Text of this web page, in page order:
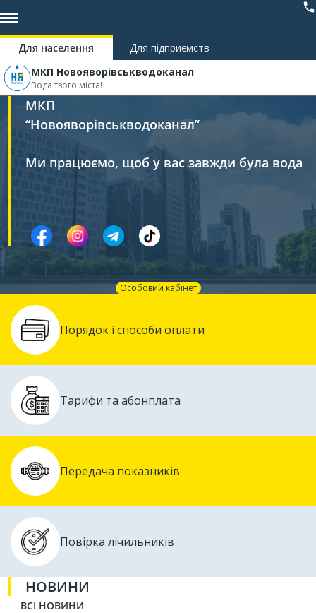
Для населення
Для підприємств
МКП Новояворівськводоканал
Вода твого міста!
МКП
“Новояворівськводоканал”
Ми працюємо, щоб у вас завжди була вода
Особовий кабінет
Порядок і способи оплати
Тарифи та абонплата
Передача показників
Повірка лічильників
НОВИНИ
ВСІ НОВИНИ